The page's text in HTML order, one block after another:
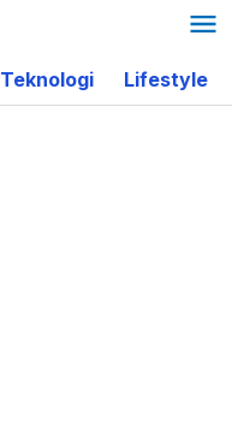
Teknologi Lifestyle